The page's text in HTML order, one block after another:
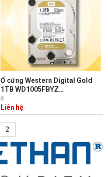
Ổ cứng Western Digital Gold
1TB WD1005FBYZ
3.5"/Sata3/128MB/7200RPM
0
Liên hệ
2